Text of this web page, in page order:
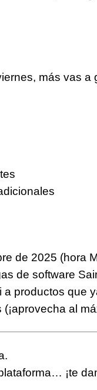
más vas a
de 2025 (hora
de software
productos que
(¡aprovecha al
.
¡te